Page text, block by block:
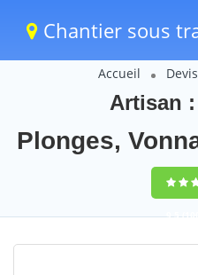
Chantier sous
Accueil
Artisan
Plonges,
9,5